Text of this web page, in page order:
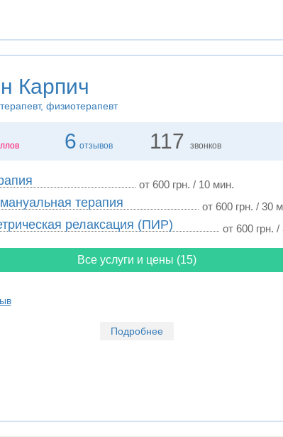
Карпич
физиотерапевт
6 отзывов 117 звонков
от 600 грн. / 10 мин.
терапия от 600 грн. / 30
релаксация (ПИР) от 600 грн.
Все услуги и цены (15)
Подробнее